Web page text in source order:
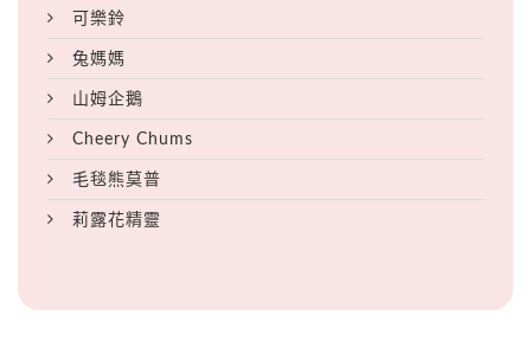
可樂鈴
兔媽媽
山姆企鵝
Cheery Chums
毛毯熊莫普
莉露花精靈